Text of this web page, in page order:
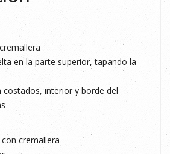
en la parte superior, tapando la
interior y borde del
cremallera